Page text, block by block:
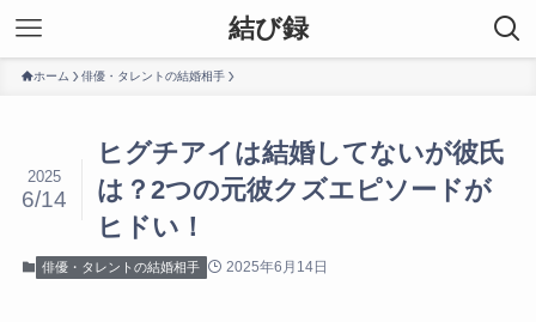
結び録
ホーム 俳優・タレントの結婚相手
ヒグチアイは結婚してないが彼氏
は？2つの元彼クズエピソードが
ヒドい！
2025
6/14
俳優・タレントの結婚相手 2025年6月14日